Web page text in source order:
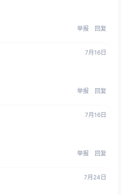
举报 回复
7月16日
举报 回复
7月16日
举报 回复
7月24日